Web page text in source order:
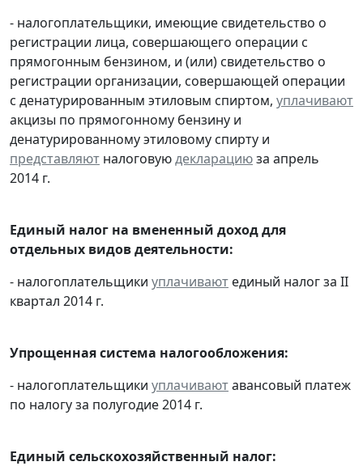
- налогоплательщики, имеющие свидетельство о
регистрации лица, совершающего операции с
прямогонным бензином, и (или) свидетельство о
регистрации организации, совершающей операции
с денатурированным этиловым спиртом, уплачивают
акцизы по прямогонному бензину и
денатурированному этиловому спирту и
представляют налоговуюдекларациюза апрель
2014 г.
Единый налог на вмененный доход для
отдельных видов деятельности:
- налогоплательщики уплачивают единый налог за II
квартал 2014 г.
Упрощенная система налогообложения:
- налогоплательщики уплачиваютавансовый платеж
по налогу за полугодие 2014 г.
Единый сельскохозяйственный налог: